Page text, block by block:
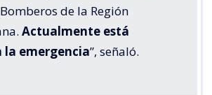
de la Región
Actualmente está
emergencia”, señaló.